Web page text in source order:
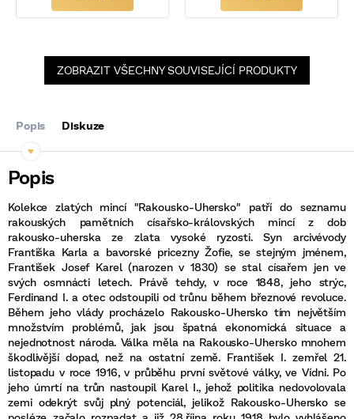
ZOBRAZIT VŠECHNY SOUVISEJÍCÍ PRODUKTY
Popis Diskuze
Kolekce zlatých mincí "Rakousko-Uhersko" patří do seznamu
rakouských pamětních císařsko-královských mincí z dob
rakousko-uherska ze zlata vysoké ryzosti. Syn arcivévody
Františka Karla a bavorské pricezny Žofie, se stejným jménem,
František Josef Karel (narozen v 1830) se stal císařem jen ve
svých osmnácti letech. Právě tehdy, v roce 1848, jeho strýc,
Ferdinand I. a otec odstoupili od trůnu během březnové revoluce.
Během jeho vlády procházelo Rakousko-Uhersko tím největším
množstvím problémů, jak jsou špatná ekonomická situace a
nejednotnost národa. Válka měla na Rakousko-Uhersko mnohem
škodlivější dopad, než na ostatní země. František I. zemřel 21.
listopadu v roce 1916, v průběhu první světové války, ve Vídni. Po
jeho úmrtí na trůn nastoupil Karel I., jehož politika nedovolovala
zemi odekrýt svůj plný potenciál, jelikož Rakousko-Uhersko se